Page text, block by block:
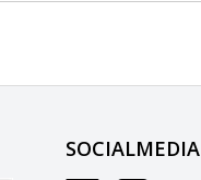
SOCIALMEDIA